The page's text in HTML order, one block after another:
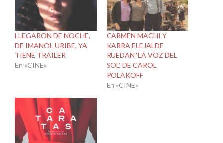
LLEGARON DE NOCHE,
DE IMANOL URIBE, YA
TIENE TRAILER
En «CINE»
CARMEN MACHI Y
KARRA ELEJALDE
RUEDAN ‘LA VOZ DEL
SOL’, DE CAROL
POLAKOFF
En «CINE»